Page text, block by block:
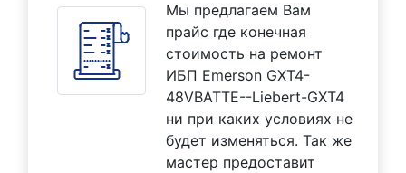
Мы предлагаем Вам
прайс где конечная
стоимость на ремонт
ИБП Emerson GXT4-
48VBATTE--Liebert-GXT4
ни при каких условиях не
будет изменяться. Так же
мастер предоставит